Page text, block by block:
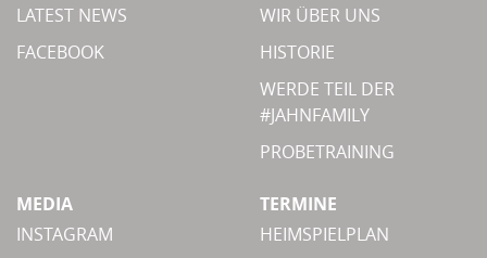
LATEST NEWS
FACEBOOK
WIR ÜBER UNS
HISTORIE
WERDE TEIL DER
#JAHNFAMILY
PROBETRAINING
MEDIA
INSTAGRAM
TERMINE
HEIMSPIELPLAN